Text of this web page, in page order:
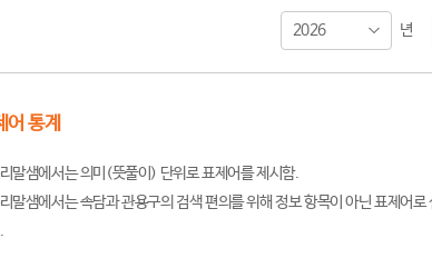
2026 년
어 통계
말샘에서는 의미(뜻풀이) 단위로 표제어를 제시함.
말샘에서는 속담과 관용구의 검색 편의를 위해 정보 항목이 아닌 표제어